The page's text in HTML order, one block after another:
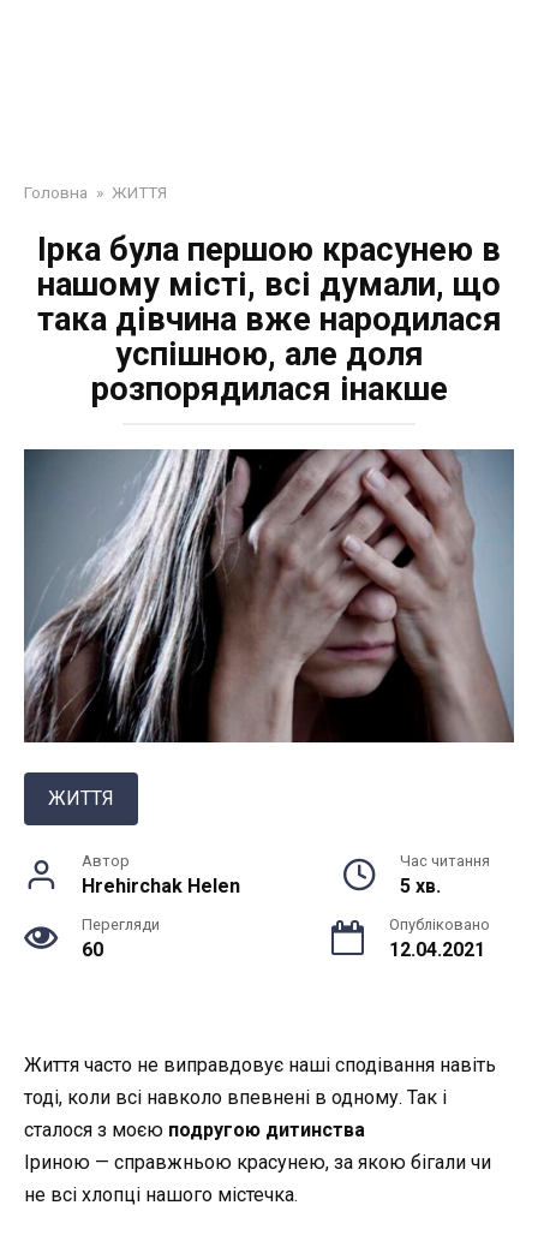
Головна » ЖИТТЯ
Ірка була першою красунею в
нашому місті, всі думали, що
така дівчина вже народилася
успішною, але доля
розпорядилася інакше
ЖИТТЯ
Автор
Hrehirchak Helen
Час читання
5 хв.
Перегляди
60
Опубліковано
12.04.2021
Життя часто не виправдовує наші сподівання навіть
тоді, коли всі навколо впевнені в одному. Так і
сталося з моєю подругою дитинства
Іриною — справжньою красунею, за якою бігали чи
не всі хлопці нашого містечка.